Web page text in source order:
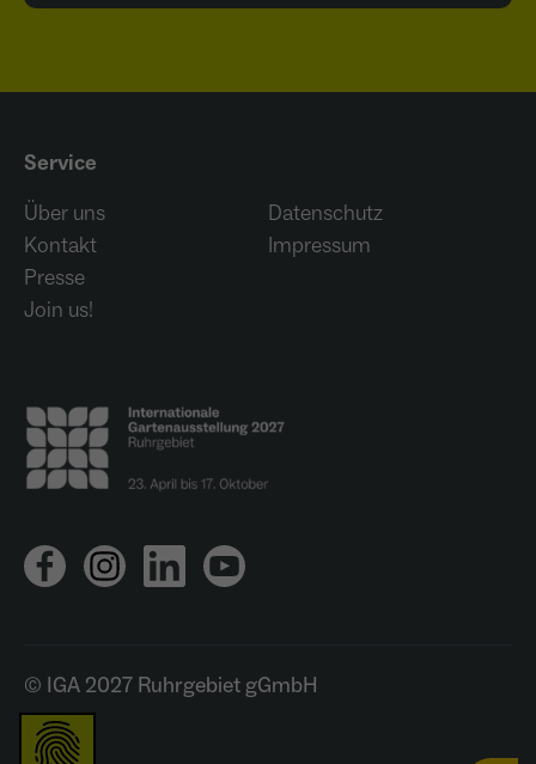
Service
Über uns
Kontakt
Presse
Join us!
Datenschutz
Impressum
© IGA 2027 Ruhrgebiet gGmbH